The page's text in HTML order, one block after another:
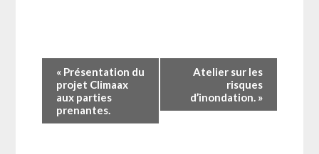
Navigation
Évènement
«Présentation du
projet Climaax
aux parties
prenantes.
Atelier sur les
risques
d’inondation. »